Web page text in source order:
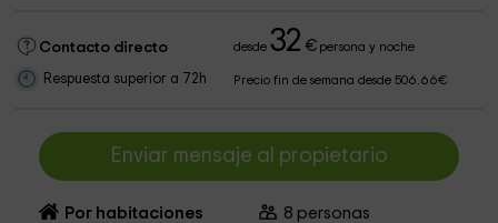
Contacto directo desde32 €persona y noche
Respuesta superior a 72h Precio fin de semana desde 506.66€
Enviar mensaje al propietario
Por habitaciones 8 personas